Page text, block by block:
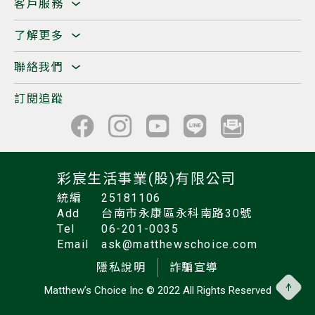
客戶服務
了解更多
聯絡我們
訂閱追蹤
彩宸生活事業(股)有限公司
統編
25181106
Add
台南市永康區永科南路30號
Tel
06-201-0035
Email
ask@matthewschoice.com
隱私說明
詐騙宣導
Matthew’s Choice Inc © 2022 All Rights Reserved